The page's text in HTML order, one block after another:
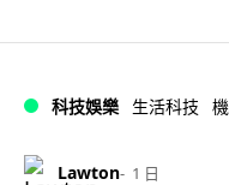
科技娛樂 生活科技
Lawton 1 日